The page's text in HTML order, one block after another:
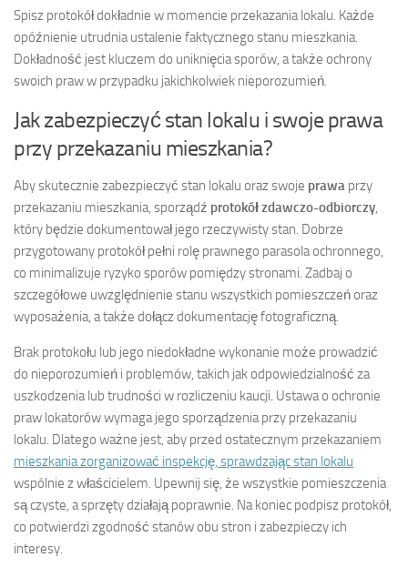
Spisz protokół dokładnie w momencie przekazania lokalu. Każde
opóźnienie utrudnia ustalenie faktycznego stanu mieszkania.
Dokładność jest kluczem do uniknięcia sporów, a także ochrony
swoich praw w przypadku jakichkolwiek nieporozumień.
Jak zabezpieczyć stan lokalu i swoje prawa
przy przekazaniu mieszkania?
Aby skutecznie zabezpieczyć stan lokalu oraz swoje prawa przy
przekazaniu mieszkania, sporządź protokół zdawczo-odbiorczy,
który będzie dokumentował jego rzeczywisty stan. Dobrze
przygotowany protokół pełni rolę prawnego parasola ochronnego,
co minimalizuje ryzyko sporów pomiędzy stronami. Zadbaj o
szczegółowe uwzględnienie stanu wszystkich pomieszczeń oraz
wyposażenia, a także dołącz dokumentację fotograficzną.
Brak protokołu lub jego niedokładne wykonanie może prowadzić
do nieporozumień i problemów, takich jak odpowiedzialność za
uszkodzenia lub trudności w rozliczeniu kaucji. Ustawa o ochronie
praw lokatorów wymaga jego sporządzenia przy przekazaniu
lokalu. Dlatego ważne jest, aby przed ostatecznym przekazaniem
mieszkania zorganizować inspekcję, sprawdzając stan lokalu
wspólnie z właścicielem. Upewnij się, że wszystkie pomieszczenia
są czyste, a sprzęty działają poprawnie. Na koniec podpisz protokół,
co potwierdzi zgodność stanów obu stron i zabezpieczy ich
interesy.